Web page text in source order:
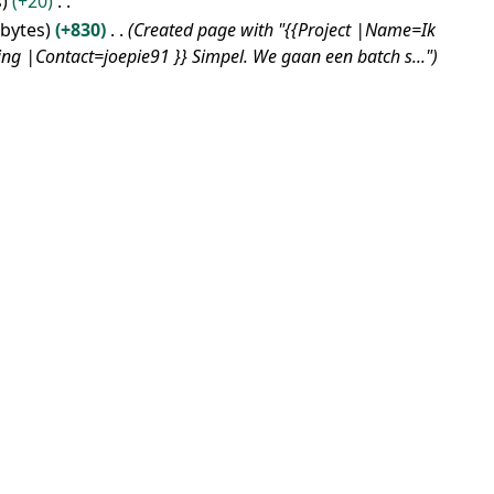
+830
Created page with "{{Project |Name=Ik
|Contact=joepie91 }} Simpel. We gaan een batch s..."